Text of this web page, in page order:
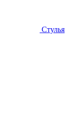
Стулья